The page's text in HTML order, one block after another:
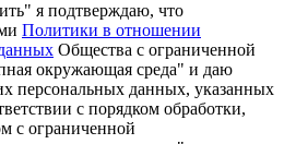
я подтверждаю, что
Политики в отношении
Общества с ограниченной
окружающая среда" и даю
персональных данных, указанных
с порядком обработки,
с ограниченной